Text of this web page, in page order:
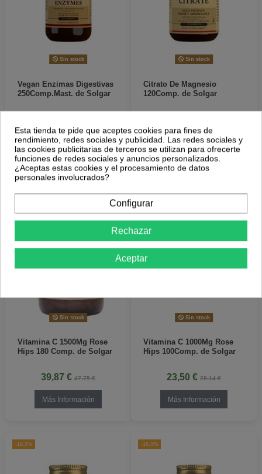
Sin stock
Vegan Enzimas Digestivas
250Comp.Mast. de Solgar
Más Información
Sin stock
Citrato De Magnesio
120Comp. de Solgar
Más Información
Sin stock
Vitamina C 1500Mg Rose
Hips 180 Comp. de Solgar
39,87 € 47,75 €
Más Información
Sin stock
Vitamina C 1000Mg Rose
Hips 100Comp. de Solgar
23,50 € 28,14 €
Más Información
-16,5% -16,5%
Esta tienda te pide que aceptes cookies para fines de
rendimiento, redes sociales y publicidad. Las redes sociales y
las cookies publicitarias de terceros se utilizan para ofrecerte
funciones de redes sociales y anuncios personalizados.
¿Aceptas estas cookies y el procesamiento de datos
personales involucrados?
Configurar
Rechazar
Aceptar